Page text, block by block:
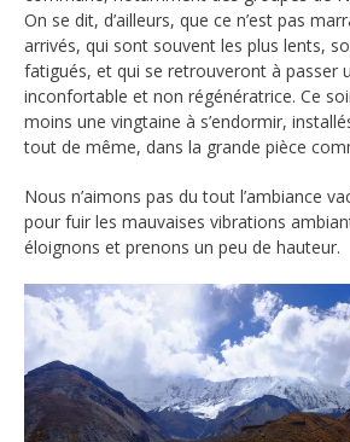
On se dit, d’ailleurs, que ce n’est pas
arrivés, qui sont souvent les plus lents,
fatigués, et qui se retrouveront à passer
inconfortable et non régénératrice. Ce
moins une vingtaine à s’endormir,
tout de même, dans la grande pièce
Nous n’aimons pas du tout l’ambiance
pour fuir les mauvaises vibrations
éloignons et prenons un peu de hauteur.